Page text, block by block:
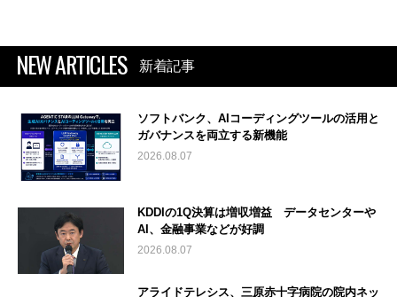
NEW ARTICLES 新着記事
ソフトバンク、AIコーディングツールの活用と
ガバナンスを両立する新機能
2026.08.07
KDDIの1Q決算は増収増益 データセンターや
AI、金融事業などが好調
2026.08.07
アライドテレシス、三原赤十字病院の院内ネッ